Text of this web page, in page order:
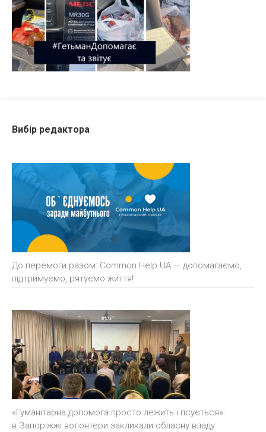
Вибір редактора
До перемоги разом: Common Help UA — допомагаємо,
підтримуємо, рятуємо життя!
«Гуманітарна допомога просто лежить і псується»:
в Запоріжжі волонтери закликали обласну владу